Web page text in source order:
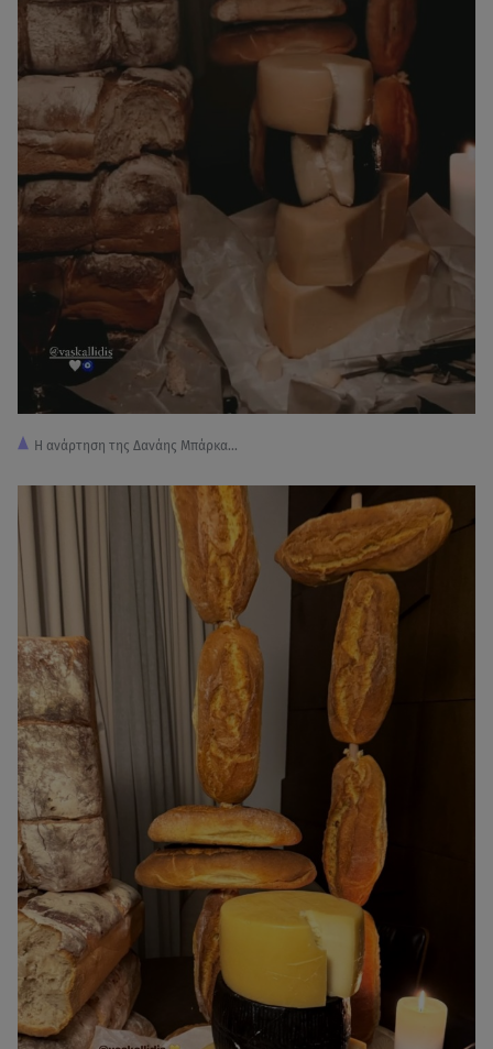
Η ανάρτηση της Δανάης Μπάρκα...